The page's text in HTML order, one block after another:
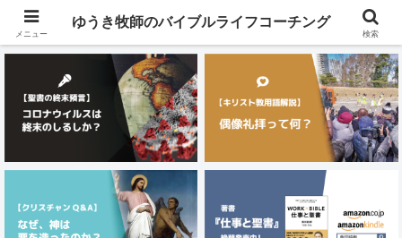
メニュー
メニュー
ゆうき牧師のバイブルライフコーチング
検索